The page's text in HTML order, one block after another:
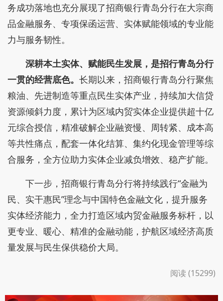
务成功落地也充分展现了招商银行青岛分行在大宗商
品金融服务、专项保函运营、实体赋能领域的专业能
力与服务韧性。
深耕本土实体、赋能民生发展，是招行青岛分行
一贯的经营底色。 长期以来，招商银行青岛分行聚焦
粮油、先进制造等重点民生实体产业，持续加大信贷
资源倾斜力度，累计为区域内贸实体企业提供超十亿
元综合授信，精准破解企业融资慢、周转紧、成本高
等共性痛点，配套一体化结算、集约化现金管理等综
合服务，全方位助力实体企业减负增效、稳产扩能。
下一步，招商银行青岛分行将持续践行“金融为
民、实干惠民”理念与中国特色金融文化，提升服务
实体经济能力，全力打造区域内贸金融服务标杆，以
更专业、暖心、精准的金融动能，护航区域经济高质
量发展与民生保供稳价大局。
阅读 (15299)